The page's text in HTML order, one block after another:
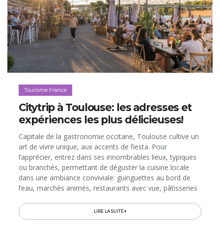
Tourisme France
Citytrip à Toulouse: les adresses et
expériences les plus délicieuses!
Capitale de la gastronomie occitane, Toulouse cultive un
art de vivre unique, aux accents de fiesta. Pour
l’apprécier, entrez dans ses innombrables lieux, typiques
ou branchés, permettant de déguster la cuisine locale
dans une ambiance conviviale: guinguettes au bord de
l’eau, marchés animés, restaurants avec vue, pâtisseries
Lisez ce guide...
LIRE LA SUITE